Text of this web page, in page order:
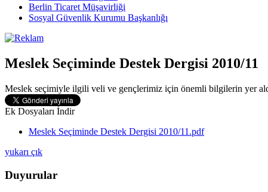
Berlin Ticaret Müşavirliği
Sosyal Güvenlik Kurumu Başkanlığı
Meslek Seçiminde Destek Dergisi 2010/11
Meslek seçimiyle ilgili veli ve gençlerimiz için önemli bilgilerin yer
Ek Dosyaları İndir
Meslek Seçiminde Destek Dergisi 2010/11.pdf
yukarı çık
Duyurular